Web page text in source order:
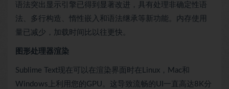
语法突出显示引擎已得到显著改进，具有处理非确定性语
法、多行构造、惰性嵌入和语法继承等新功能。内存使用
量已减少，加载时间比以往更快。
图形处理器渲染
Sublime Text现在可以在渲染界面时在Linux，Mac和
Windows上利用您的GPU。这导致流畅的UI一直高达8K分